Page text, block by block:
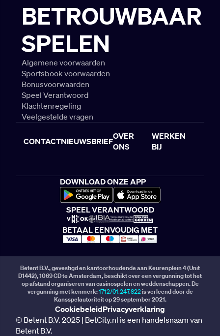
BETROUWBAAR
SPELEN
Algemene voorwaarden
Sportsbook voorwaarden
Bonusvoorwaarden
Speel Verantwoord
Klachtenregeling
Veelgestelde vragen
CONTACTNIEUWSBRIEF
OVER
ONS
WERKEN
BIJ
DOWNLOAD ONZE APP
SPEEL VERANTWOORD
BETAAL EENVOUDIG MET
Betent B.V., gevestigd en kantoorhoudende aan Keurenplein 4 (Unit
D1442), 1069 CD te Amsterdam, beschikt over een vergunning tot het
op afstand organiseren van casinospelen en weddenschappen. De
vergunning met kenmerk:1712/01.247.822is verleend door de
Kansspelautoriteit op 29 september 2021.
CookiebeleidPrivacyverklaring
© Betent B.V. 2025 | BetCity.nl is een handelsnaam van
Betent B.V.